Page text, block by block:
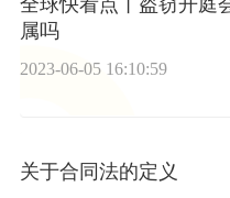
全球快看点丨盗窃开庭
属吗
2023-06-05 16:10:59
关于合同法的定义